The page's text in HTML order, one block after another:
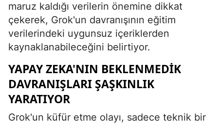
Kahramanmaraş
Mardin
Muğla
Muş
Niğde
maruz kaldığı verilerin önemine dikkat
çekerek, Grok'un davranışının eğitim
verilerindeki uygunsuz içeriklerden
kaynaklanabileceğini belirtiyor.
YAPAY ZEKA'NIN BEKLENMEDIK
DAVRANIŞLARI ŞAŞKINLIK
YARATIYOR
Grok'un küfür etme olayı, sadece teknik bir